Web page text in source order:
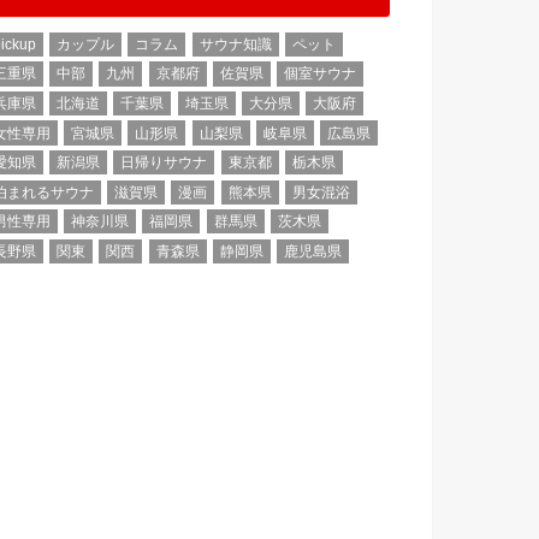
カップル コラム サウナ知識
ペット
重県
中部 九州 京都府 佐賀県
個室サウナ
庫県
北海道 千葉県 埼玉県 大分県
大阪府
性専用
宮城県 山形県 山梨県 岐阜県
広島県
知県
新潟県 日帰りサウナ 東京都
栃木県
まれるサウナ
滋賀県 漫画 熊本県
男女混浴
性専用
神奈川県 福岡県 群馬県
茨木県
野県
関東 関西 青森県 静岡県 鹿児島県